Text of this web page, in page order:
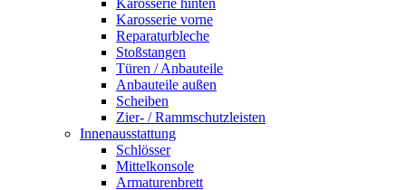
Karosserie vorne
Reparaturbleche
Stoßstangen
Türen / Anbauteile
Anbauteile außen
Scheiben
Zier- / Rammschutzleisten
Innenausstattung
Schlösser
Mittelkonsole
Armaturenbrett